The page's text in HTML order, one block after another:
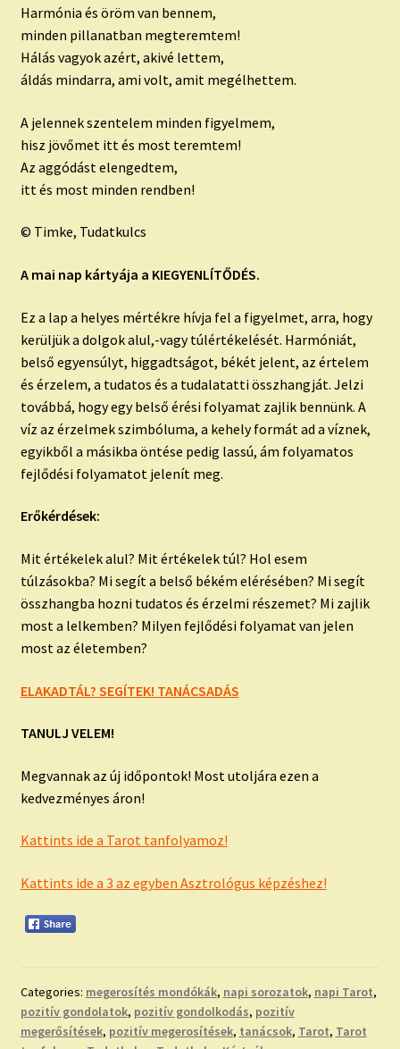
IRATKOZZ FEL A VIDEÓ CSATORNÁNKRA!
TAROT ELEMZÉS MEGRENDELÉSE LIMITÁLT!
AJÁNDÉKOKKAL!
Harmónia és öröm van bennem,
minden pillanatban megteremtem!
Hálás vagyok azért, akivé lettem,
áldás mindarra, ami volt, amit megélhettem.
A jelennek szentelem minden figyelmem,
hisz jövőmet itt és most teremtem!
Az aggódást elengedtem,
itt és most minden rendben!
© Timke, Tudatkulcs
A mai nap kártyája a KIEGYENLÍTŐDÉS.
Ez a lap a helyes mértékre hívja fel a figyelmet, arra, hogy
kerüljük a dolgok alul,-vagy túlértékelését. Harmóniát,
belső egyensúlyt, higgadtságot, békét jelent, az értelem
és érzelem, a tudatos és a tudalatatti összhangját. Jelzi
továbbá, hogy egy belső érési folyamat zajlik bennünk. A
víz az érzelmek szimbóluma, a kehely formát ad a víznek,
egyikből a másikba öntése pedig lassú, ám folyamatos
fejlődési folyamatot jelenít meg.
Erőkérdések:
Mit értékelek alul? Mit értékelek túl? Hol esem
túlzásokba? Mi segít a belső békém elérésében? Mi segít
összhangba hozni tudatos és érzelmi részemet? Mi zajlik
most a lelkemben? Milyen fejlődési folyamat van jelen
most az életemben?
ELAKADTÁL? SEGÍTEK! TANÁCSADÁS
TANULJ VELEM!
Megvannak az új időpontok! Most utoljára ezen a
kedvezményes áron!
Kattints ide a Tarot tanfolyamoz!
Kattints ide a 3 az egyben Asztrológus képzéshez!
Categories: megerosítés mondókák, napi sorozatok, napi Tarot,
pozitív gondolatok, pozitív gondolkodás, pozitív
megerősítések, pozitív megerosítések, tanácsok, Tarot, Tarot